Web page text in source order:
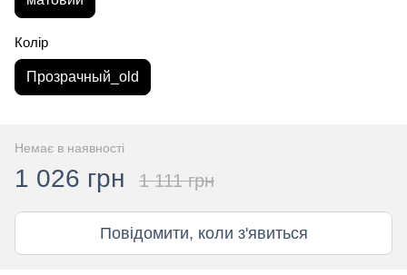
Колір
Прозрачный_old
Немає в наявності
1 026 грн 1 111 грн
Повідомити, коли з'явиться